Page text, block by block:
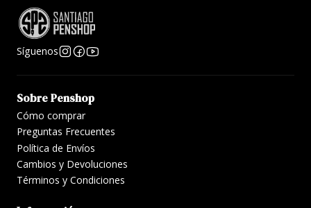
Síguenos
Sobre Penshop
Cómo comprar
Preguntas Frecuentes
Política de Envíos
Cambios y Devoluciones
Términos y Condiciones